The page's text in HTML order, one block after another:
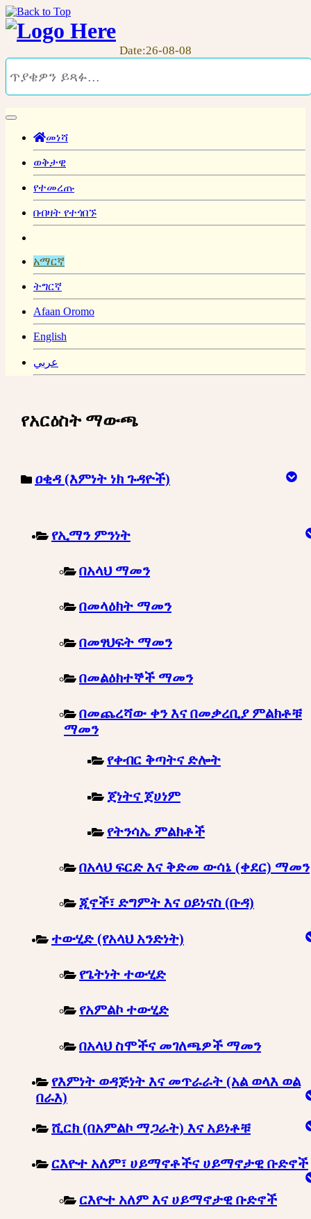
Date:26-08-08
መነሻ
ወቅታዊ
የተመረጡ
በብዛት የተጎበኙ
አማርኛ
ትግርኛ
Afaan Oromo
English
عربي
የአርዕስት ማውጫ
ዐቂዳ (እምነት ነክ ጉዳዮች)
የኢማን ምንነት
በአላህ ማመን
በመላዕክት ማመን
በመፃህፍት ማመን
በመልዕክተኞች ማመን
በመጨረሻው ቀን እና በመቃረቢያ ምልክቶቹ
ማመን
የቀብር ቅጣትና ድሎት
ጀነትና ጀሀነም
የትንሳኤ ምልክቶች
በአላህ ፍርድ እና ቅድመ ውሳኔ (ቀደር) ማመን
ጂኖች፣ ድግምት እና ዐይነናስ (ቡዳ)
ተውሂድ (የአላህ አንድነት)
የጌትነት ተውሂድ
የአምልኮ ተውሂድ
በአላህ ስሞችና መገለጫዎች ማመን
የእምነት ወዳጅነት እና መጥራራት (አል ወላእ ወል
በራእ)
ሺርክ (በአምልኮ ማጋራት) እና አይነቶቹ
ርእዮተ አለም፣ ሀይማኖቶችና ሀይማኖታዊ ቡድኖች
ርእዮተ አለም እና ሀይማኖታዊ ቡድኖች